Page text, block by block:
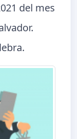
del mes